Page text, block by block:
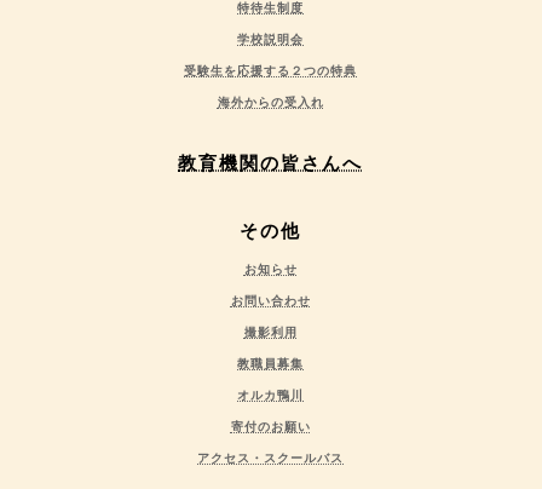
特待生制度
学校説明会
受験生を応援する２つの特典
海外からの受入れ
教育機関の皆さんへ
その他
お知らせ
お問い合わせ
撮影利用
教職員募集
オルカ鴨川
寄付のお願い
アクセス・スクールバス